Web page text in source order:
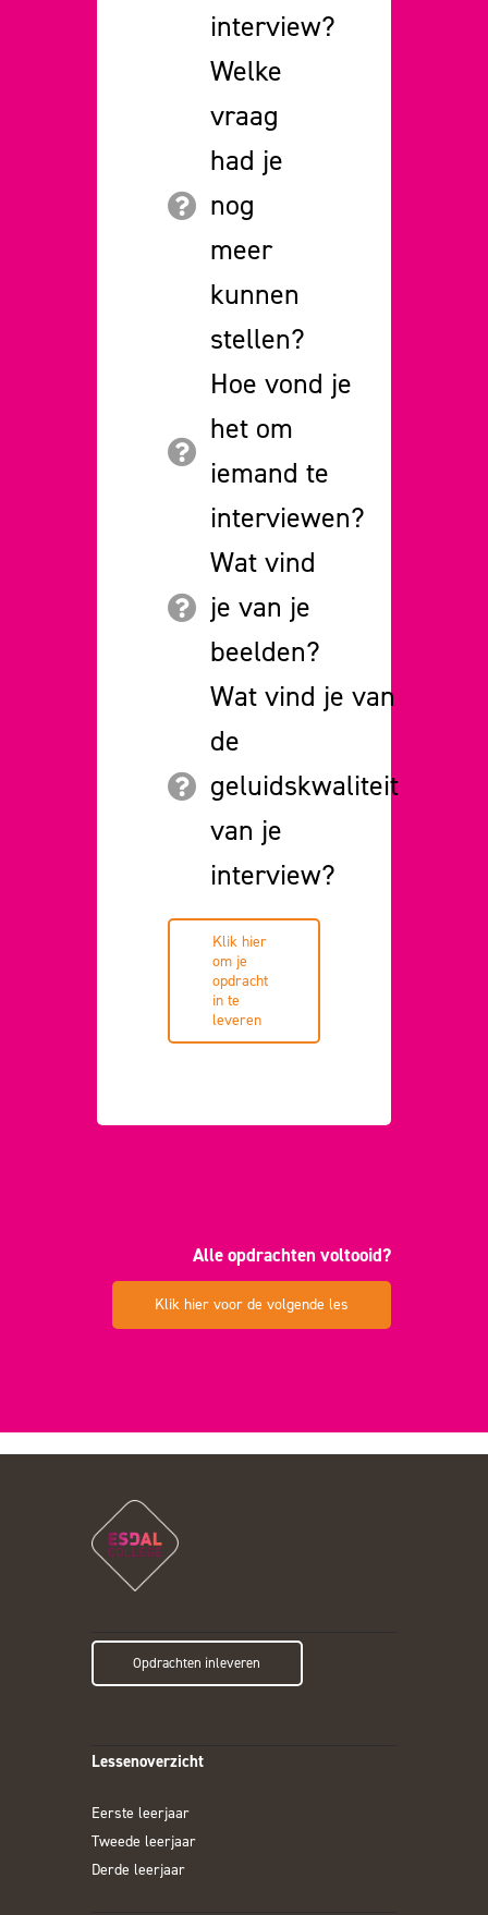
interview?
Welke
vraag
had je
nog
meer
kunnen
stellen?
Hoe vond je
het om
iemand te
interviewen?
Wat vind
je van je
beelden?
Wat vind je van
de
geluidskwaliteit
van je
interview?
Klik hier
om je
opdracht
in te
leveren
Alle opdrachten voltooid?
Klik hier voor de volgende les
Opdrachten inleveren
Lessenoverzicht
Eerste leerjaar
Tweede leerjaar
Derde leerjaar